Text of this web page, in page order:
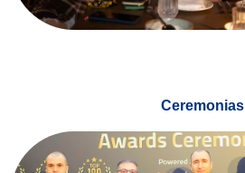
Ceremonias